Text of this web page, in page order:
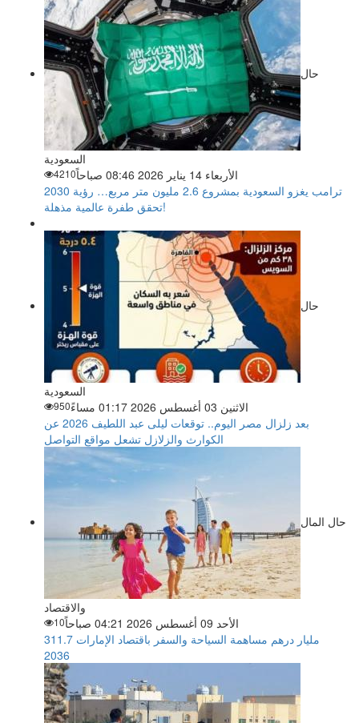
حال
السعودية
الأربعاء 14 يناير 2026 08:46 صباحاً
4210
ترامب يغزو السعودية بمشروع 2.6 مليون متر مربع… رؤية 2030
تحقق طفرة عالمية مذهلة!
حال
السعودية
الاثنين 03 أغسطس 2026 01:17 مساءً
950
بعد زلزال مصر اليوم.. توقعات ليلى عبد اللطيف 2026 عن
الكوارث والزلازل تشعل مواقع التواصل
حال المال
والاقتصاد
الأحد 09 أغسطس 2026 04:21 صباحاً
10
311.7 مليار درهم مساهمة السياحة والسفر باقتصاد الإمارات
2036